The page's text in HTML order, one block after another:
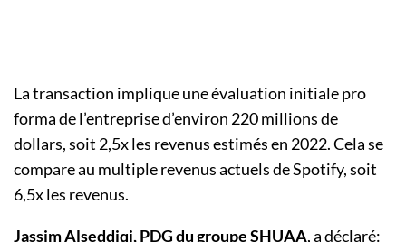
La transaction implique une évaluation initiale pro
forma de l’entreprise d’environ 220 millions de
dollars, soit 2,5x les revenus estimés en 2022. Cela se
compare au multiple revenus actuels de Spotify, soit
6,5x les revenus.
Jassim Alseddiqi, PDG du groupe SHUAA, a déclaré: